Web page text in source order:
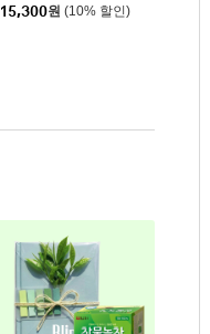
15,300원 (10% 할인)